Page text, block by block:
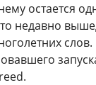
остается
недавно
слов.